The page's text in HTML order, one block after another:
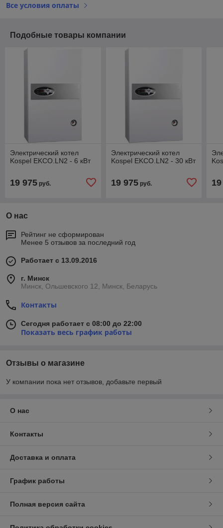
Все условия оплаты
Подобные товары компании
Электрический котел
Kospel EKCO.LN2 - 6 кВт
19 975 руб.
Электрический котел
Kospel EKCO.LN2 - 30 кВт
19 975руб.
О нас
Рейтинг не сформирован
Менее 5 отзывов за последний год
Работает с 13.09.2016
г. Минск
Минск, Ольшевского 12, Минск, Беларусь
Контакты
Сегодня работает с 08:00 до 22:00
Показать весь график работы
Отзывы о магазине
У компании пока нет отзывов, добавьте первый
О нас
Контакты
Доставка и оплата
График работы
Полная версия сайта